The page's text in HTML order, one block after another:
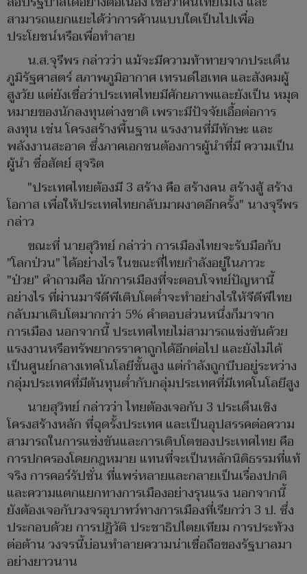
สามารถแยกแยะได้ว่าการค้านแบบใดเป็นไปเพื่อ
ประโยชน์หรือเพื่อทำลาย
น.ส.จุรีพร กล่าวว่า แม้จะมีความท้าทายจากประเด็น
ภูมิรัฐศาสตร์ สภาพภูมิอากาศ เทรนด์ไฮเทค และสังคมผู้
สูงวัย แต่ยังเชื่อว่าประเทศไทยมีศักยภาพและยังเป็น หมุด
หมายของนักลงทุนต่างชาติ เพราะมีปัจจัยเอื้อต่อการ
ลงทุน เช่น โครงสร้างพื้นฐาน แรงงานที่มีทักษะ และ
พลังงานสะอาด ซึ่งภาคเอกชนต้องการผู้นำที่มี ความเป็น
ผู้นำ ซื่อสัตย์ สุจริต
"ประเทศไทยต้องมี 3 สร้าง คือ สร้างคน สร้างสู้ สร้าง
โอกาส เพื่อให้ประเทศไทยกลับมาผงาดอีกครั้ง" นางจุรีพร
กล่าว
ขณะที่ นายสุวิทย์ กล่าว่า การเมืองไทยจะรับมือกับ
"โลกป่วน" ได้อย่างไร ในขณะที่ไทยกำลังอยู่ในภาวะ
"ป่วย" คำถามคือ นักการเมืองที่จะตอบโจทย์ปัญหานี้
อย่างไร ที่ผ่านมาจีดีพีเติบโตต่ำจะทำอย่างไรให้จีดีพีไทย
กลับมาเติบโตมากกว่า 5% คำตอบส่วนหนึ่งก็มาจาก
การเมือง นอกจากนี้ ประเทศไทยไม่สามารถแข่งขันด้วย
แรงงานหรือทรัพยากรราคาถูกได้อีกต่อไป และยังไม่ได้
เป็นศูนย์กลางเทคโนโลยีขั้นสูง แต่กำลังถูกบีบอยู่ระหว่าง
กลุ่มประเทศที่มีต้นทุนต่ำกับกลุ่มประเทศที่มีเทคโนโลยีสูง
นายสุวิทย์ กล่าวว่า ไทยต้องเจอกับ 3 ประเด็นเชิง
โครงสร้างหลัก ที่ฉุดรั้งประเทศ และเป็นอุปสรรคต่อความ
สามารถในการแข่งขันและการเติบโตของประเทศไทย คือ
การปกครองโดยกฎหมาย แทนที่จะเป็นหลักนิติธรรมที่แท้
จริง การคอร์รัปชั่น ที่แพร่หลายและกลายเป็นเรื่องปกติ
และความแตกแยกทางการเมืองอย่างรุนแรง นอกจากนี้
ยังต้องเจอกับวงจรอุบาทว์ทางการเมืองที่เรียกว่า 3 ป. ซึ่ง
ประกอบด้วย การปฏิวัติ ประชาธิปไตยเทียม การประท้วง
ต่อต้าน วงจรนี้บ่อนทำลายความน่าเชื่อถือของรัฐบาลมา
อย่างยาวนาน